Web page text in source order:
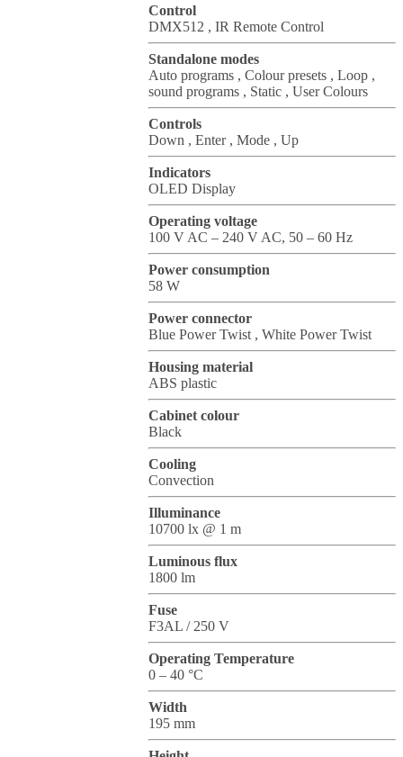
Control
DMX512 , IR Remote Control
Standalone modes
Auto programs , Colour presets , Loop ,
sound programs , Static , User Colours
Controls
Down , Enter , Mode , Up
Indicators
OLED Display
Operating voltage
100 V AC – 240 V AC, 50 – 60 Hz
Power consumption
58 W
Power connector
Blue Power Twist , White Power Twist
Housing material
ABS plastic
Cabinet colour
Black
Cooling
Convection
Illuminance
10700 lx @ 1 m
Luminous flux
1800 lm
Fuse
F3AL / 250 V
Operating Temperature
0 – 40 °C
Width
195 mm